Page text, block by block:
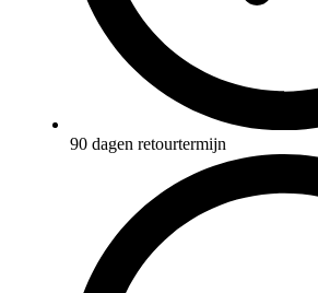
90 dagen retourtermijn